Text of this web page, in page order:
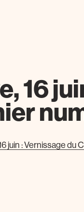
16
juin : Vernissage du